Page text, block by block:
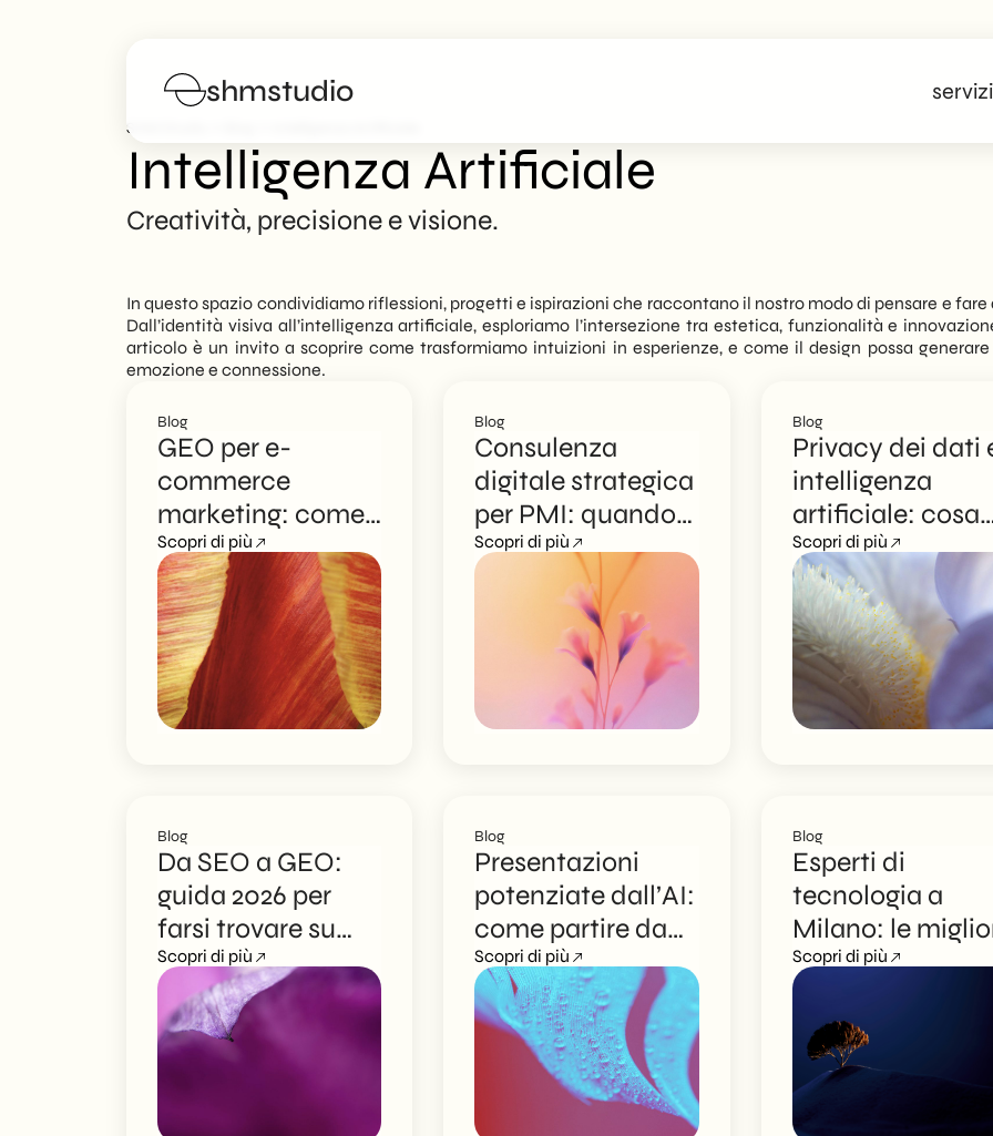
shmstudio servizi
Servizi
Manifesto
Blog
Lavora con noi
IT
SHM Studio
Intelligenza Artificiale
Creatività, precisione e visione.
In questo spazio condividiamo riflessioni, progetti e ispirazioni che raccontano il nostro modo di pensare e fare
Dall’identità visiva all’intelligenza artificiale, esploriamo l’intersezione tra estetica, funzionalità e
articolo è un invito a scoprire come trasformiamo intuizioni in esperienze, e come il design possa generare
emozione e connessione.
Blog
GEO per e-
commerce
marketing: come
far citare schede
prodotto e
categorie da
Google AI
Overviews
Scopri di più
Blog
Consulenza
digitale strategica
per PMI: quando
serve davvero,
quali problemi
risolve e come
scegliere il partner
Scopri di più
Blog
Privacy dei dati
intelligenza
artificiale: cosa
possono fare
davvero PMI e
professionisti
senza esporsi a
rischi inutili
Scopri di più
Blog
Da SEO a GEO:
guida 2026 per
farsi trovare su
Google AI
Overviews e
ChatGPT
Scopri di più
Blog
Presentazioni
potenziate dall’AI:
come partire da
documenti sparsi
e arrivare a slide
pronte per i clienti
Scopri di più
Blog
Esperti di
tecnologia a
Milano: le
scelte IT per
portare l’AI nella
tua azienda
Scopri di più